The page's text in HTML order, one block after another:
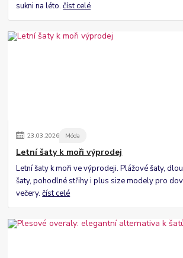
sukni na léto.číst celé
23.03.2026 Móda
Letní šaty k moři výprodej
Letní šaty k moři ve výprodeji. Plážové šaty,
šaty, pohodlné střihy i plus size modely pro
večery.číst celé